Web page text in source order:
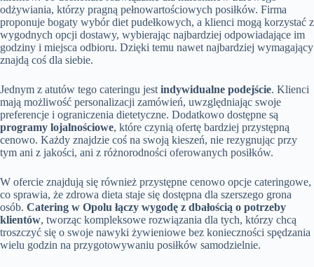
odżywiania, którzy pragną pełnowartościowych posiłków. Firma
proponuje bogaty wybór diet pudełkowych, a klienci mogą korzystać z
wygodnych opcji dostawy, wybierając najbardziej odpowiadające im
godziny i miejsca odbioru. Dzięki temu nawet najbardziej wymagający
znajdą coś dla siebie.
Jednym z atutów tego cateringu jest indywidualne podejście. Klienci
mają możliwość personalizacji zamówień, uwzględniając swoje
preferencje i ograniczenia dietetyczne. Dodatkowo dostępne są
programy lojalnościowe, które czynią ofertę bardziej przystępną
cenowo. Każdy znajdzie coś na swoją kieszeń, nie rezygnując przy
tym ani z jakości, ani z różnorodności oferowanych posiłków.
W ofercie znajdują się również przystępne cenowo opcje cateringowe,
co sprawia, że zdrowa dieta staje się dostępna dla szerszego grona
osób. Catering w Opolu łączy wygodę z dbałością o potrzeby
klientów, tworząc kompleksowe rozwiązania dla tych, którzy chcą
troszczyć się o swoje nawyki żywieniowe bez konieczności spędzania
wielu godzin na przygotowywaniu posiłków samodzielnie.